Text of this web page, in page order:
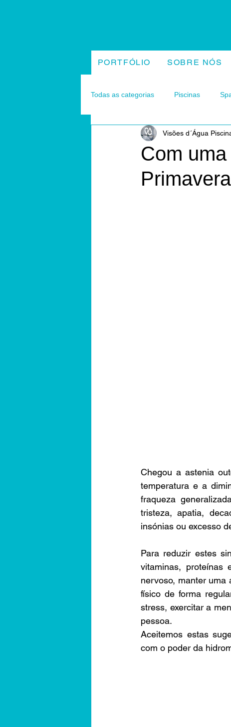
PORTFÓLIO SOBRE NÓS
Todas as categorias Piscinas
Com
Visões d´Água
Chegou a astenia
temperatura e a
fraqueza
tristeza, apatia,
insónias ou excesso
Para reduzir estes
vitaminas, proteínas
nervoso, manter uma
físico de forma
stress, exercitar a
pessoa.
Aceitemos estas
com o poder da